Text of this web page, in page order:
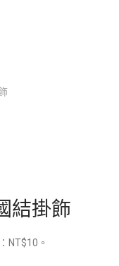
結掛飾
NT$10。